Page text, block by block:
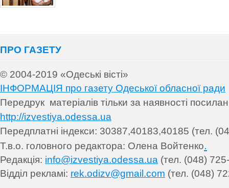
ПРО ГАЗЕТУ
© 2004-2019 «Одеські вісті»
ІНФОРМАЦІЯ про газету Одеської обласної ради
Передрук матеріалів тільки за наявності
http://izvestiya.odessa.ua
Передплатні індекси: 30387,40183,40185 (тел.
Т.в.о. головного редактора: Олена Войтенко.
Редакція: info@izvestiya.odessa.ua (тел. (048)
Відділ рекламі: rek.odizv@gmail.com (тел. (048)